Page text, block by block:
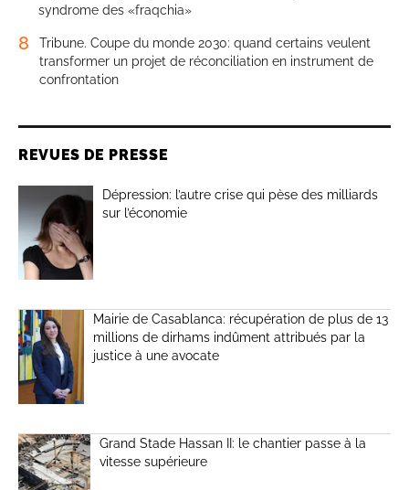
syndrome des «fraqchia»
8
Tribune. Coupe du monde 2030: quand certains veulent
transformer un projet de réconciliation en instrument de
confrontation
REVUES DE PRESSE
Dépression: l’autre crise qui pèse des milliards
sur l’économie
Mairie de Casablanca: récupération de plus de 13
millions de dirhams indûment attribués par la
justice à une avocate
Grand Stade Hassan II: le chantier passe à la
vitesse supérieure